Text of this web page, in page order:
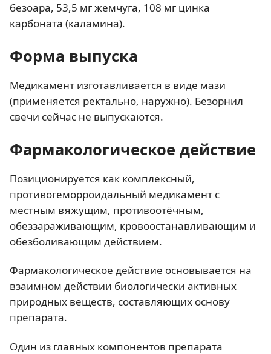
безоара, 53,5 мг жемчуга, 108 мг цинка
карбоната (каламина).
Форма выпуска
Медикамент изготавливается в виде мази
(применяется ректально, наружно). Безорнил
свечи сейчас не выпускаются.
Фармакологическое действие
Позиционируется как комплексный,
противогеморроидальный медикамент с
местным вяжущим, противоотёчным,
обеззараживающим, кровоостанавливающим и
обезболивающим действием.
Фармакологическое действие основывается на
взаимном действии биологически активных
природных веществ, составляющих основу
препарата.
Один из главных компонентов препарата